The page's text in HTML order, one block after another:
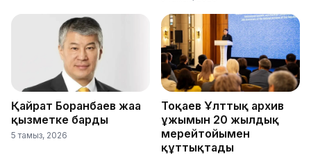
Қайрат Боранбаев жаңа
қызметке барды
5 тамыз, 2026
Тоқаев Ұлттық архив
ұжымын 20 жылдық
мерейтойымен
құттықтады